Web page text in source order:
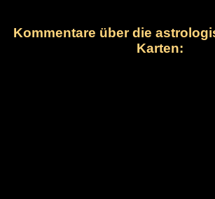
Kommentare über die
Karten: